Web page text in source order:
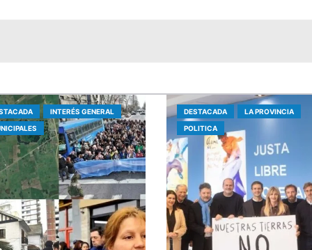
INTERÉS GENERAL
DESTACADA
LA PROVINCIA
POLITICA